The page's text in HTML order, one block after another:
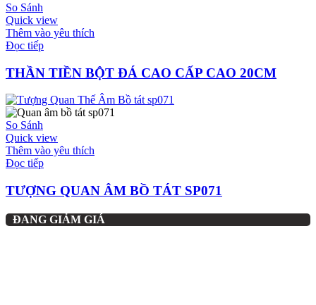
So Sánh
Quick view
Thêm vào yêu thích
Đọc tiếp
THẦN TIỀN BỘT ĐÁ CAO CẤP CAO 20CM
So Sánh
Quick view
Thêm vào yêu thích
Đọc tiếp
TƯỢNG QUAN ÂM BỒ TÁT SP071
ĐANG GIẢM GIÁ